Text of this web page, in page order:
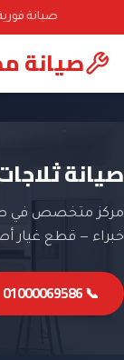
صيانة فورية —
صيانة
صيانة
مركز متخصص في
خبراء — قطع غيار
📞 01000069586